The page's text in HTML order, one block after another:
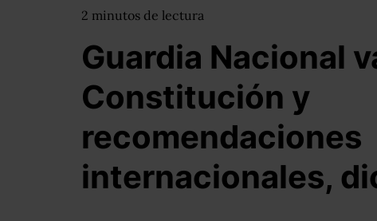
2 minutos de lectura
Guardia Nacional
Constitución y
recomendaciones
internacionales,